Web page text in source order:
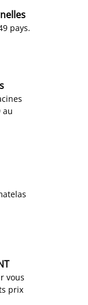
pays.
au
vous
prix